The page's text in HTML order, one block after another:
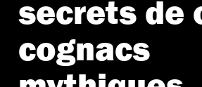
secrets de
cognacs